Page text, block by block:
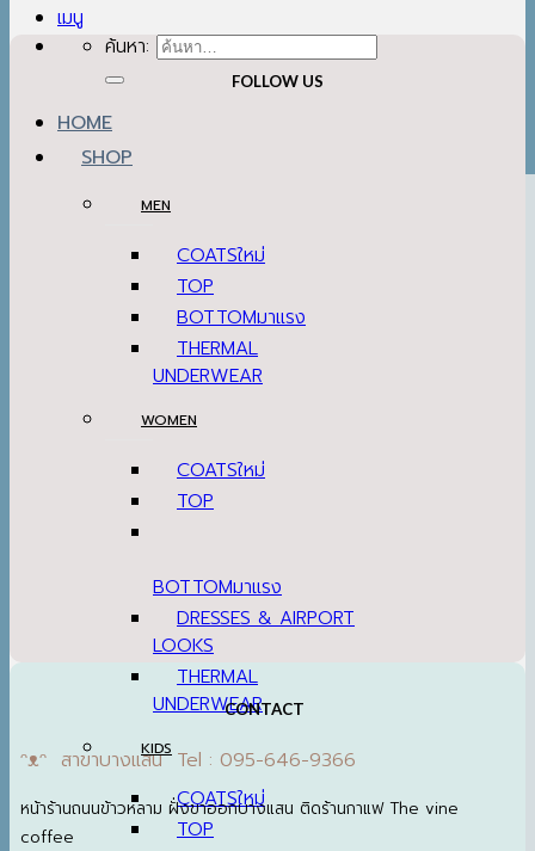
เมนู
ค้นหา:
HOME
SHOP
MEN
COATS
TOP
BOTTOM
THERMAL
UNDERWEAR
WOMEN
COATS
TOP
BOTTOM
DRESSES & AIRPORT
LOOKS
THERMAL
UNDERWEAR
KIDS
COATS
TOP
FOLLOW US
CONTACT
ᵔᴥᵔ สาขาบางแสน Tel : 095-646-9366
หน้าร้านถนนข้าวหลาม ฝั่งขาออกบางแสน ติดร้านกาแฟ The vine
coffee